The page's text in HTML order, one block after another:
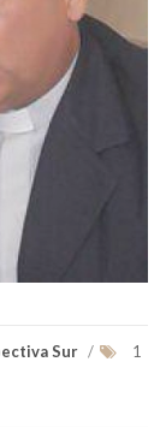
Sur / 1